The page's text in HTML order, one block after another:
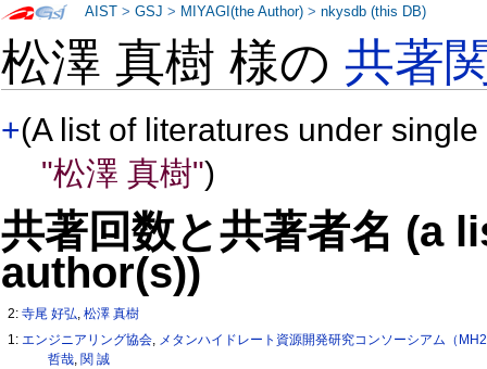
松澤 真樹 様の共著
+(A list of literatures under
"松澤 真樹")
共著回数と共著者名 (a
author(s))
2:寺尾 好弘,松澤 真樹
1:エンジニアリング協会, メタンハイドレート資源開発研究コンソーシアム（
哲哉, 関 誠
AIST >GSJ > MIYAGI(the Author) >nkysdb (this DB)